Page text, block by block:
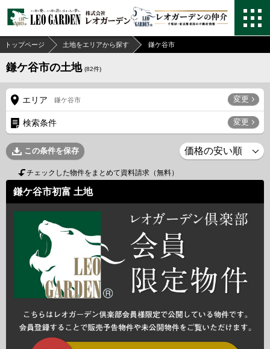
トップページ 土地をエリアから探す 鎌ケ谷市
鎌ケ谷市の土地 (82件)
エリア 鎌ケ谷市 変更
検索条件 変更
この条件を保存
チェックした物件をまとめて資料請求（無料）
鎌ケ谷市初富 土地